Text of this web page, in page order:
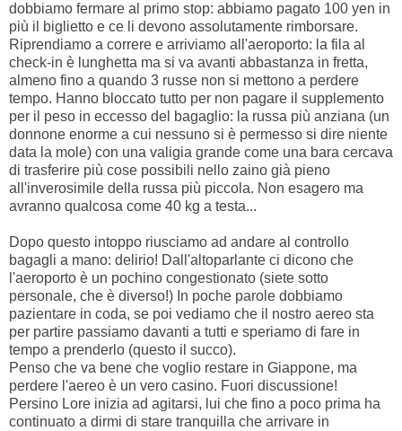
dobbiamo fermare al primo stop: abbiamo pagato 100 yen in
più il biglietto e ce li devono assolutamente rimborsare.
Riprendiamo a correre e arriviamo all'aeroporto: la fila al
check-in è lunghetta ma si va avanti abbastanza in fretta,
almeno fino a quando 3 russe non si mettono a perdere
tempo. Hanno bloccato tutto per non pagare il supplemento
per il peso in eccesso del bagaglio: la russa più anziana (un
donnone enorme a cui nessuno si è permesso si dire niente
data la mole) con una valigia grande come una bara cercava
di trasferire più cose possibili nello zaino già pieno
all'inverosimile della russa più piccola. Non esagero ma
avranno qualcosa come 40 kg a testa...
Dopo questo intoppo riusciamo ad andare al controllo
bagagli a mano: delirio! Dall'altoparlante ci dicono che
l'aeroporto è un pochino congestionato (siete sotto
personale, che è diverso!) In poche parole dobbiamo
pazientare in coda, se poi vediamo che il nostro aereo sta
per partire passiamo davanti a tutti e speriamo di fare in
tempo a prenderlo (questo il succo).
Penso che va bene che voglio restare in Giappone, ma
perdere l'aereo è un vero casino. Fuori discussione!
Persino Lore inizia ad agitarsi, lui che fino a poco prima ha
continuato a dirmi di stare tranquilla che arrivare in